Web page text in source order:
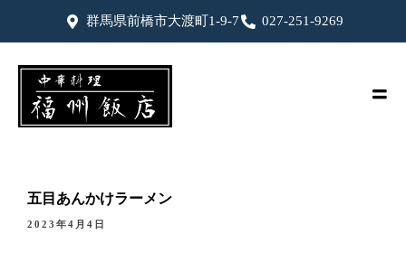
群馬県前橋市大渡町1-9-7 027-251-9269
五目あんかけラーメン
2023年4月4日